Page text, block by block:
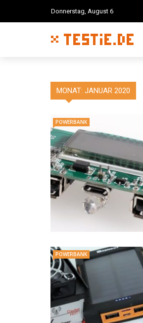
Donnerstag, August 6
MONAT: JANUAR 2020
POWERBANK
POWERBANK